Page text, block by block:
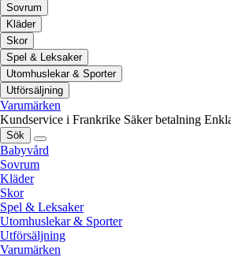
Sovrum
Kläder
Skor
Spel & Leksaker
Utomhuslekar & Sporter
Utförsäljning
Varumärken
Kundservice i Frankrike Säker betalning
Sök
Babyvård
Sovrum
Kläder
Skor
Spel & Leksaker
Utomhuslekar & Sporter
Utförsäljning
Varumärken